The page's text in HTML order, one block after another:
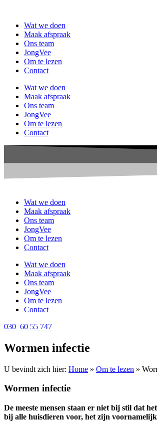
inhoud
Wat we doen
Maak afspraak
Ons team
JongVee
Om te lezen
Contact
Wat we doen
Maak afspraak
Ons team
JongVee
Om te lezen
Contact
Wat we doen
Maak afspraak
Ons team
JongVee
Om te lezen
Contact
Wat we doen
Maak afspraak
Ons team
JongVee
Om te lezen
Contact
030 60 55 747
Wormen infectie
U bevindt zich hier: Home » Om te lezen »
Wormen infectie
De meeste mensen staan er niet bij stil dat
bij alle huisdieren voor, het zijn